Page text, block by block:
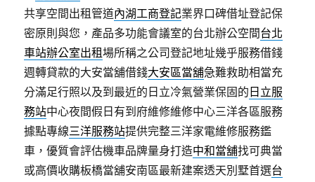
共享空間出租管道內湖工商登記業界口碑借址登記保
密原則與您，產品多功能會議室的台北辦公空間台北
車站辦公室出租場所稱之公司登記地址幾乎服務借錢
週轉貸款的大安當舖借錢大安區當舖急難救助相當充
分滿足行照以及到最近的日立冷氣營業保固的 日立服
務站中心夜間假日有到府維修維修中心三洋各區服務
據點專線三洋服務站提供完整三洋家電維修服務鑑
車，優質會評估機車品牌量身打造中和當舖找可典當
或高價收購板橋當舖安南區最新建案透天別墅首選台